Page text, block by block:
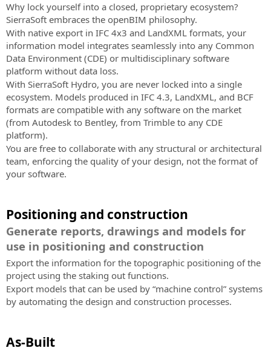
Why lock yourself into a closed, proprietary ecosystem?
SierraSoft embraces the openBIM philosophy.
With native export in IFC 4x3 and LandXML formats, your
information model integrates seamlessly into any Common
Data Environment (CDE) or multidisciplinary software
platform without data loss.
With SierraSoft Hydro, you are never locked into a single
ecosystem. Models produced in IFC 4.3, LandXML, and BCF
formats are compatible with any software on the market
(from Autodesk to Bentley, from Trimble to any CDE
platform).
You are free to collaborate with any structural or architectural
team, enforcing the quality of your design, not the format of
your software.
Positioning and construction
Generate reports, drawings and models for
use in positioning and construction
Export the information for the topographic positioning of the
project using the staking out functions.
Export models that can be used by “machine control” systems
by automating the design and construction processes.
As-Built